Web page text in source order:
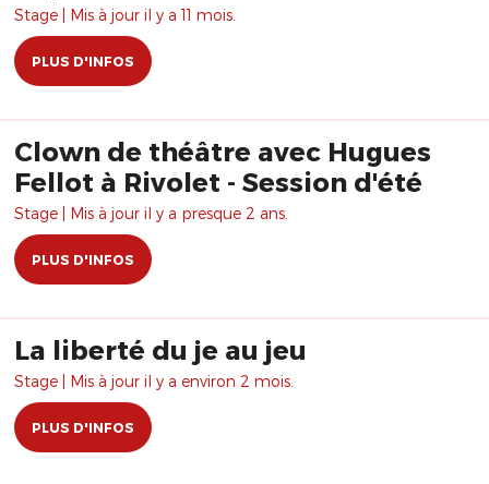
Stage | Mis à jour il y a 11 mois.
PLUS D'INFOS
Clown de théâtre avec Hugues
Fellot à Rivolet - Session d'été
Stage | Mis à jour il y a presque 2 ans.
PLUS D'INFOS
La liberté du je au jeu
Stage | Mis à jour il y a environ 2 mois.
PLUS D'INFOS